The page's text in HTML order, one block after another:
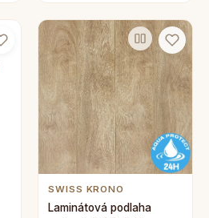
SWISS KRONO
Laminátová podlaha